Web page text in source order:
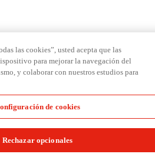
las cookies”, usted acepta que las
para mejorar la navegación del
y colaborar con nuestros estudios para
de cookies
Rechazar opcionales